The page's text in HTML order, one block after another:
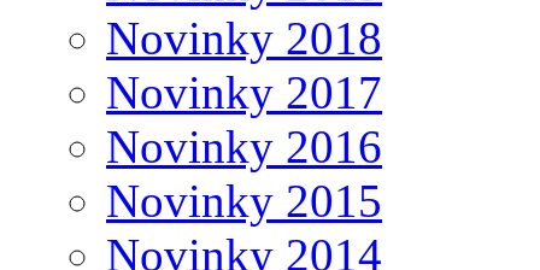
Novinky 2018
Novinky 2017
Novinky 2016
Novinky 2015
Novinky 2014